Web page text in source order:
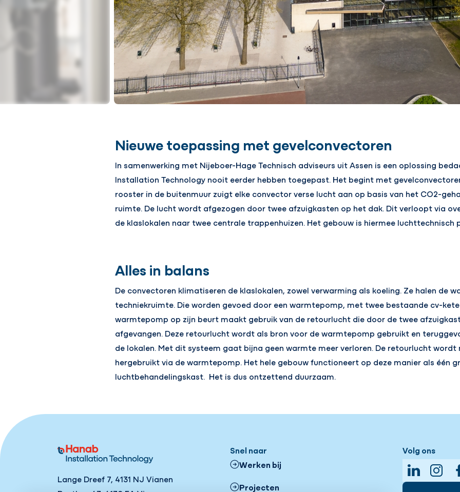
Nieuwe toepassing met gevelconvectoren
In samenwerking met Nijeboer-Hage Technisch adviseurs uit Assen is een oplossing
Installation Technology nooit eerder hebben toegepast. Het begint met
rooster in de buitenmuur zuigt elke convector verse lucht aan op basis van het CO2-
ruimte. De lucht wordt afgezogen door twee afzuigkasten op het dak. Dit verloopt via
de klaslokalen naar twee centrale trappenhuizen. Het gebouw is hiermee luchttechnisch
Alles in balans
De convectoren klimatiseren de klaslokalen, zowel verwarming als koeling. Ze halen de
techniekruimte. Die worden gevoed door een warmtepomp, met twee bestaande cv-
warmtepomp op zijn beurt maakt gebruik van de retourlucht die door de twee
afgevangen. Deze retourlucht wordt als bron voor de warmtepomp gebruikt en
de lokalen. Met dit systeem gaat bijna geen warmte meer verloren. De retourlucht
hergebruikt via de warmtepomp. Het hele gebouw functioneert op deze manier als één
luchtbehandelingskast. Het is dus ontzettend duurzaam.
Lange Dreef 7, 4131 NJ Vianen
Snel naar
Werken bij
Projecten
Volg ons
LinkedIn